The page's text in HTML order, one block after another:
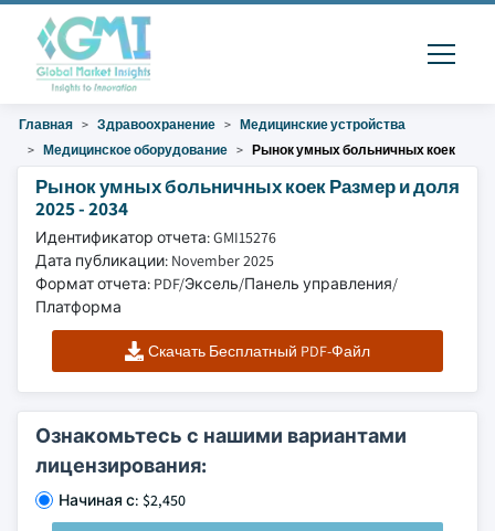
Главная Здравоохранение
Медицинские устройства
Медицинское оборудование
Рынок умных больничных коек
Рынок умных больничных коек Размер и доля
2025 - 2034
Идентификатор отчета: GMI15276
Дата публикации: November 2025
Формат отчета: PDF/Эксель/Панель управления/
Платформа
Скачать Бесплатный PDF-Файл
Ознакомьтесь с нашими вариантами
лицензирования:
Начиная с: $2,450